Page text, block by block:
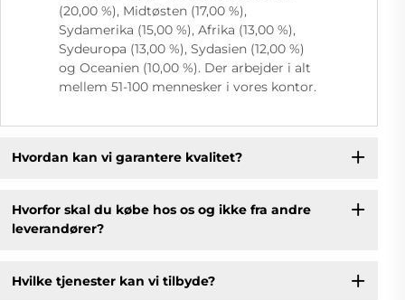
(20,00 %), Midtøsten (17,00 %),
Sydamerika (15,00 %), Afrika (13,00 %),
Sydeuropa (13,00 %), Sydasien (12,00 %)
og Oceanien (10,00 %). Der arbejder i alt
mellem 51-100 mennesker i vores kontor.
Hvordan kan vi garantere kvalitet?
Hvorfor skal du købe hos os og ikke fra andre
leverandører?
Hvilke tjenester kan vi tilbyde?